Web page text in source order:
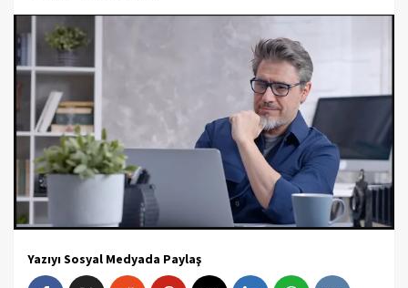
Yazıyı Sosyal Medyada Paylaş